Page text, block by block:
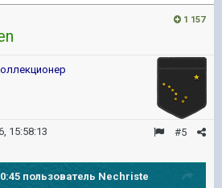
1 157
#5
15:58:13
пользователь Nechriste